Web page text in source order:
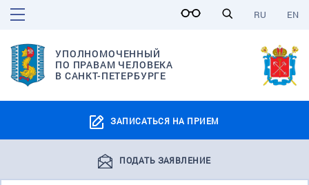
EN
RU
УПОЛНОМОЧЕННЫЙ
ПО ПРАВАМ ЧЕЛОВЕКА
В САНКТ-ПЕТЕРБУРГЕ
ЗАПИСАТЬСЯ НА ПРИЕМ
ПОДАТЬ ЗАЯВЛЕНИЕ